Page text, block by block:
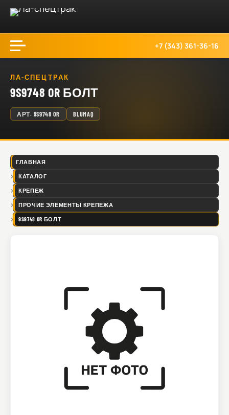
+7 (343) 361-36-16
ЛА-СПЕЦТРАК
9S9748 OR БОЛТ
АРТ. 9S9748 OR BLUMAQ
ГЛАВНАЯ
КАТАЛОГ
КРЕПЕЖ
ПРОЧИЕ ЭЛЕМЕНТЫ КРЕПЕЖА
9S9748 OR БОЛТ